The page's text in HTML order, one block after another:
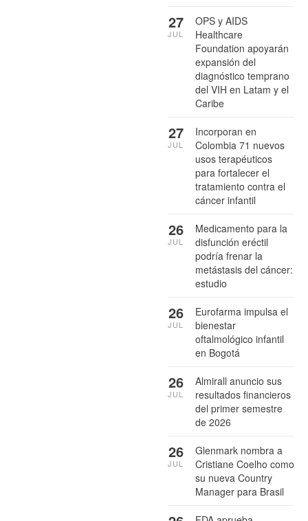
OPS y AIDS
Healthcare
Foundation apoyarán
expansión del
diagnóstico temprano
del VIH en Latam y el
Caribe
27
JUL
Incorporan en
Colombia 71 nuevos
usos terapéuticos
para fortalecer el
tratamiento contra el
cáncer infantil
27
JUL
Medicamento para la
disfunción eréctil
podría frenar la
metástasis del cáncer:
estudio
26
JUL
Eurofarma impulsa el
bienestar
oftalmológico infantil
en Bogotá
26
JUL
Almirall anuncio sus
resultados financieros
del primer semestre
de 2026
26
JUL
Glenmark nombra a
Cristiane Coelho como
su nueva Country
Manager para Brasil
26
JUL